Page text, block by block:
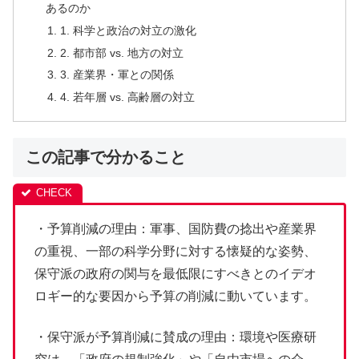
あるのか
1. 科学と政治の対立の激化
2. 都市部 vs. 地方の対立
3. 産業界・軍との関係
4. 若年層 vs. 高齢層の対立
この記事で分かること
・予算削減の理由：軍事、国防費の捻出や産業界
の重視、一部の科学分野に対する懐疑的な姿勢、
保守派の政府の関与を最低限にすべきとのイデオ
ロギー的な要因から予算の削減に動いています。
・保守派が予算削減に賛成の理由：環境や医療研